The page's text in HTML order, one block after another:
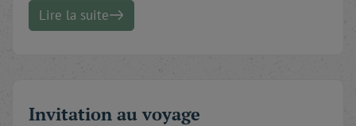
Lire la suite
Invitation au voyage